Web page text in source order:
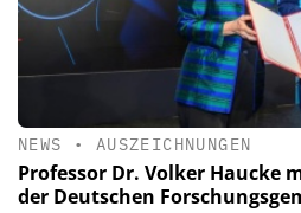
NEWS • AUSZEICHNUNGEN
Professor Dr. Volker Haucke
der Deutschen